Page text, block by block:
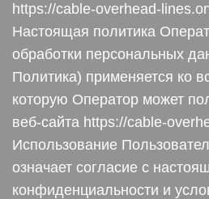
https://cable-overhead-
Настоящая политика
обработки персональных
Политика) применяется ко
которую Оператор может
веб-сайта https://cable-
Использование
означает согласие с
конфиденциальности и